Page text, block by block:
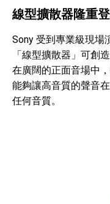
線型擴散器隆重
Sony 受到專業級現場
「線型擴散器」可創
在廣闊的正面音場中
能夠讓高音質的聲音
任何音質。